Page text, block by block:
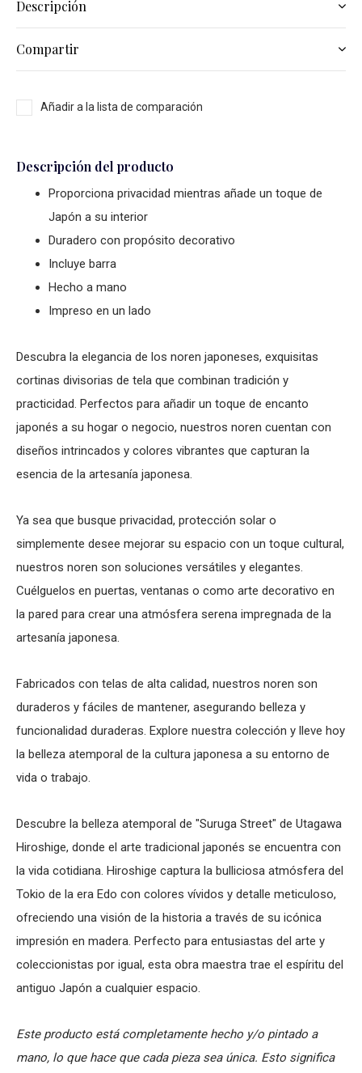
Descripción
Compartir
Añadir a la lista de comparación
Descripción del producto
Proporciona privacidad mientras añade un toque de
Japón a su interior
Duradero con propósito decorativo
Incluye barra
Hecho a mano
Impreso en un lado
Descubra la elegancia de los noren japoneses, exquisitas
cortinas divisorias de tela que combinan tradición y
practicidad. Perfectos para añadir un toque de encanto
japonés a su hogar o negocio, nuestros noren cuentan con
diseños intrincados y colores vibrantes que capturan la
esencia de la artesanía japonesa.
Ya sea que busque privacidad, protección solar o
simplemente desee mejorar su espacio con un toque cultural,
nuestros noren son soluciones versátiles y elegantes.
Cuélguelos en puertas, ventanas o como arte decorativo en
la pared para crear una atmósfera serena impregnada de la
artesanía japonesa.
Fabricados con telas de alta calidad, nuestros noren son
duraderos y fáciles de mantener, asegurando belleza y
funcionalidad duraderas. Explore nuestra colección y lleve hoy
la belleza atemporal de la cultura japonesa a su entorno de
vida o trabajo.
Descubre la belleza atemporal de "Suruga Street" de Utagawa
Hiroshige, donde el arte tradicional japonés se encuentra con
la vida cotidiana. Hiroshige captura la bulliciosa atmósfera del
Tokio de la era Edo con colores vívidos y detalle meticuloso,
ofreciendo una visión de la historia a través de su icónica
impresión en madera. Perfecto para entusiastas del arte y
coleccionistas por igual, esta obra maestra trae el espíritu del
antiguo Japón a cualquier espacio.
Este producto está completamente hecho y/o pintado a
mano, lo que hace que cada pieza sea única. Esto significa